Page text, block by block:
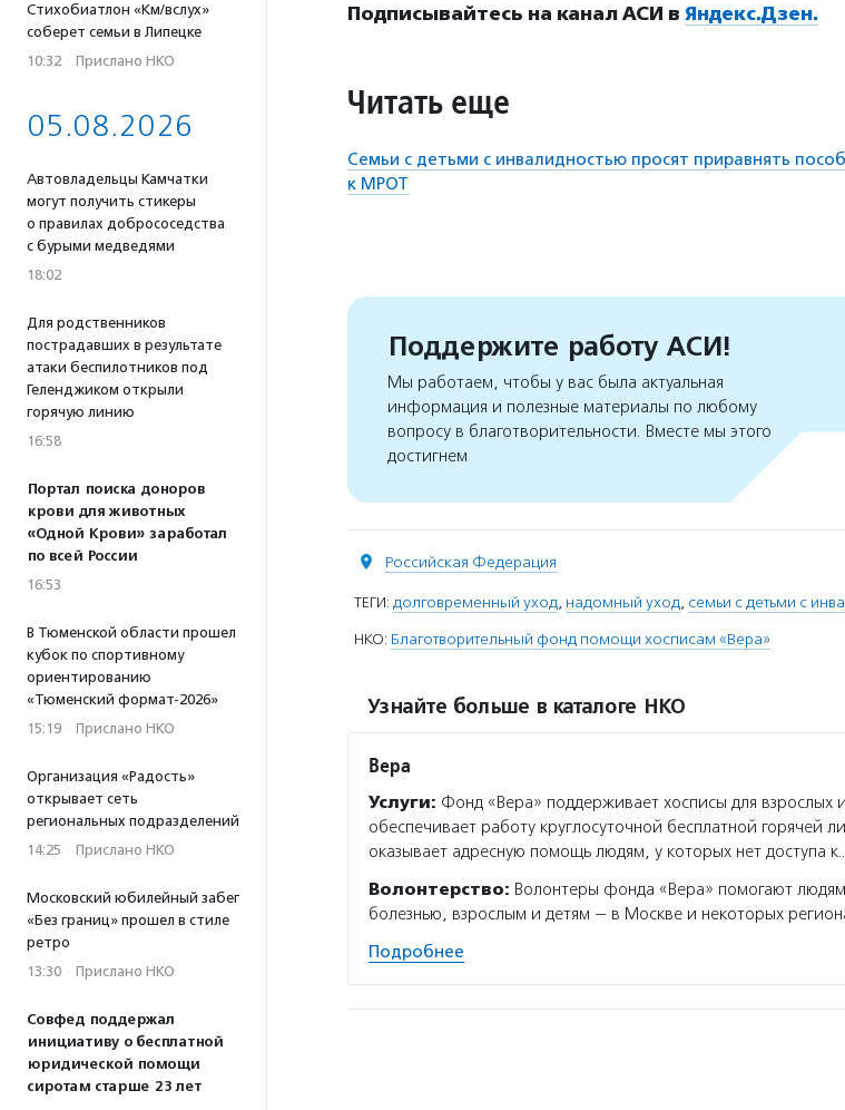
Стихобиатлон «Км/вслух»
соберет семьи в Липецке
10:32 · Прислано НКО
05.08.2026
Автовладельцы Камчатки
могут получить стикеры
о правилах добрососедства
с бурыми медведями
18:02
Для родственников
пострадавших в результате
атаки беспилотников под
Геленджиком открыли
горячую линию
16:58
Портал поиска доноров
крови для животных
«Одной Крови» заработал
по всей России
16:53
В Тюменской области прошел
кубок по спортивному
ориентированию
«Тюменский формат-2026»
15:19 · Прислано НКО
Организация «Радость»
открывает сеть
региональных подразделений
14:25 · Прислано НКО
Московский юбилейный забег
«Без границ» прошел в стиле
ретро
13:30 · Прислано НКО
Совфед поддержал
инициативу о бесплатной
юридической помощи
сиротам старше 23 лет
Подписывайтесь на канал АСИ в Яндекс.Дзен.
Читать еще
Семьи с детьми с инвалидностью просят приравнять
к МРОТ
Поддержите работу АСИ!
Мы работаем, чтобы у вас была актуальная
информация и полезные материалы по любому
вопросу в благотворительности. Вместе мы этого
достигнем
Российская Федерация
ТЕГИ: долговременный уход, надомный уход, семьи с детьми с
НКО: Благотворительный фонд помощи хосписам «Вера»
Узнайте больше в каталоге НКО
Вера
Услуги: Фонд «Вера» поддерживает хосписы для взрослых
обеспечивает работу круглосуточной бесплатной
оказывает адресную помощь людям, у которых нет доступа
Волонтерство: Волонтеры фонда «Вера» помогают
болезнью, взрослым и детям — в Москве и некоторых
Подробнее